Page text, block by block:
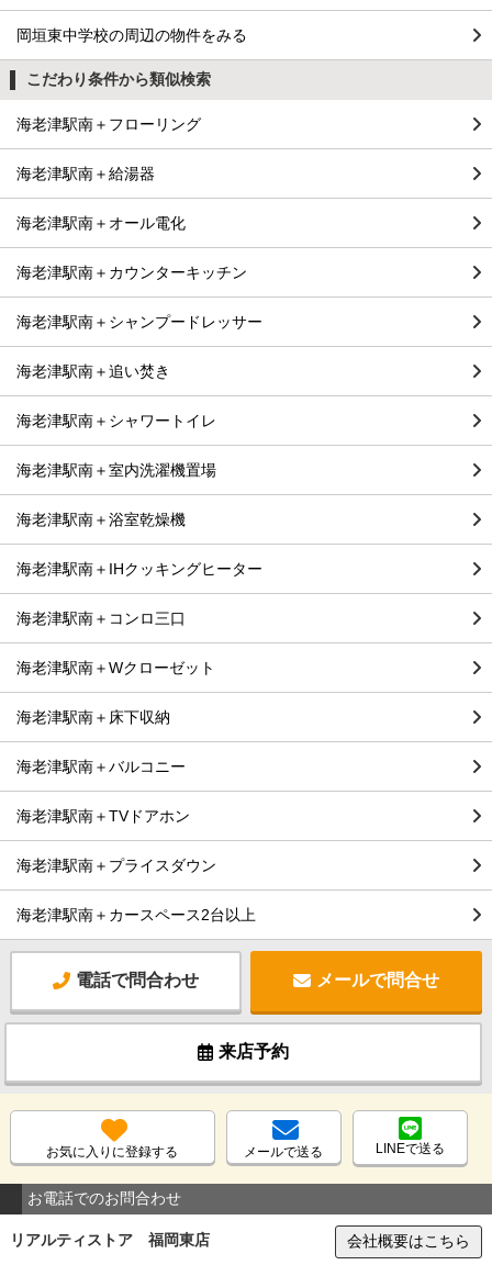
岡垣東中学校の周辺の物件をみる
こだわり条件から類似検索
海老津駅南＋フローリング
海老津駅南＋給湯器
海老津駅南＋オール電化
海老津駅南＋カウンターキッチン
海老津駅南＋シャンプードレッサー
海老津駅南＋追い焚き
海老津駅南＋シャワートイレ
海老津駅南＋室内洗濯機置場
海老津駅南＋浴室乾燥機
海老津駅南＋IHクッキングヒーター
海老津駅南＋コンロ三口
海老津駅南＋Wクローゼット
海老津駅南＋床下収納
海老津駅南＋バルコニー
海老津駅南＋TVドアホン
海老津駅南＋プライスダウン
海老津駅南＋カースペース2台以上
電話で問合わせ メールで問合せ
来店予約
お気に入りに登録する メールで送る LINEで送る
お電話でのお問合わせ
リアルティストア 福岡東店 会社概要はこちら